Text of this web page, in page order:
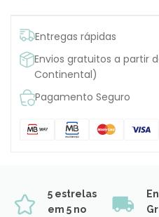
Entregas rápidas
Envios gratuitos a partir
Continental)
Pagamento Seguro
5 estrelas
em 5 no